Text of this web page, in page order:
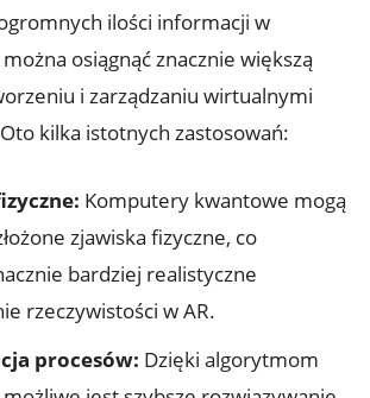
ilości informacji w
osiągnąć znacznie większą
i zarządzaniu wirtualnymi
kilka istotnych zastosowań:
Komputery kwantowe mogą
zjawiska fizyczne, co
bardziej realistyczne
rzeczywistości w AR.
procesów: Dzięki algorytmom